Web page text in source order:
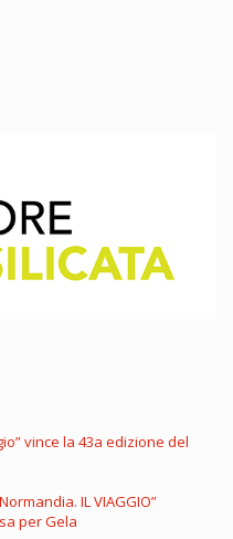
vince la 43a edizione del
IL VIAGGIO”
per Gela